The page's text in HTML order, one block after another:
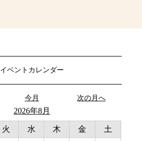
イベントカレンダー
今月 次の月へ
2026年8月
火 水 木 金
土